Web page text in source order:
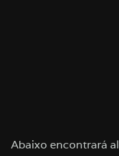
Abaixo encontrará